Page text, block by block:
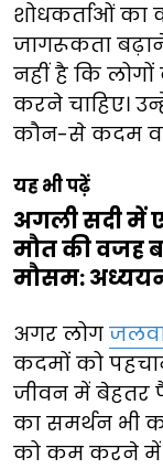
शोधकर्ताओं का
जागरूकता
नहीं है कि
करने चाहिए।
कौन-से कदम
यह भी पढ़ें
अगली सदी में
मौत की वजह
मौसम:
अगर लोग
कदमों को
जीवन में बेहतर
का समर्थन भी
को कम करने में